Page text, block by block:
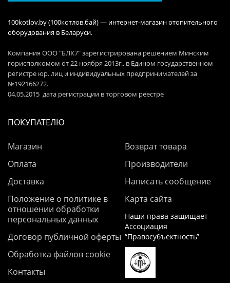
100kotlov.by (100котлов.бай) — интернет-магазин отопительного
оборудования в Беларуси.
Компания ООО "БЛК7" зарегистрирована решением Минским
горисполкомом от 22 ноября 2013г., в Едином государственном
регистре юр. лиц и индивидуальных предпринимателей за
№192166272.
04.05.2015 дата регистрации в торговом реестре
ПОКУПАТЕЛЮ
Магазин
Оплата
Доставка
Положение о политике в
отношении обработки
персональных данных
Договор публичной оферты
Обработка файлов cookie
Контакты
Возврат товара
Производители
Написать сообщение
Карта сайта
Наши права защищает
Ассоциация
“Правосубъектность”